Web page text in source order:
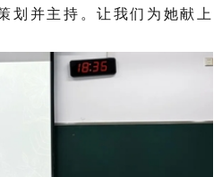
划并主持。让我们为她献上